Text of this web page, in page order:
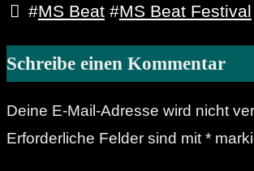
#MS Beat #MS Beat Festival
Schreibe einen Kommentar
Deine E-Mail-Adresse wird nicht
Erforderliche Felder sind mit *